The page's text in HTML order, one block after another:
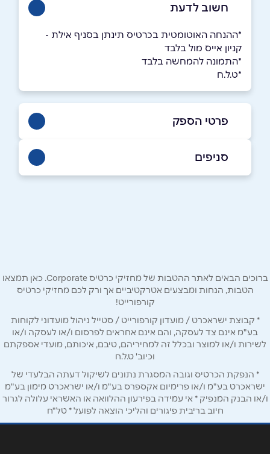
חשוב לדעת
*ההנחה האוטומטית בכרטיס תינתן בסניף אילת -
קניון אייס מול בלבד
*התמונה להמחשה בלבד
*ט.ל.ח
פרטי הספק
אימייל*
נושא*
אנא חזרו אלי בקשר ל...
הודעה*
סניפים
ברוכים הבאים לאתר ההטבות של מחזיקי כרטיס Corporate. כאן תמצאו
הטבות, הנחות ומבצעים אטרקטיביים אך ורק לכם מחזיקי כרטיס
קורפורייט!
* קבוצת ישראכרט / מועדון קורפורייט / סטייל ניהול מועדוני לקוחות
בע"מ אינם צד לעסקה, והם אינם אחראים לפרסום ו/או לעסקה ו/או
לשירות ו/או למוצר ובכלל זה למחיריהם, טיבם, איכותם, מועדי אספקתם
וכיוב' ט.ל.ח
* הנפקת הכרטיס וגובה המסגרת נתונים לשיקול דעתה הבלעדי של
ישראכרט בע"מ ו/או פרימיום אקספרס בע"מ ו/או ישראכרט מימון בע"מ
ו/או הבנק המנפיק * אי עמידה בפירעון ההלוואה או האשראי עלולה לגרור
חיוב בריבית פיגורים והליכי הוצאה לפועל * טל"ח